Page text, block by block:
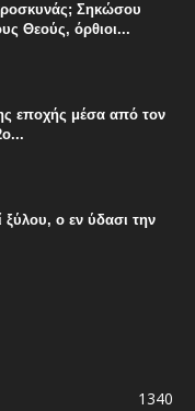
Σηκώσου
Θεούς, όρθιοι...
εποχής μέσα από τον
ξύλου, ο εν ύδασι την
1340